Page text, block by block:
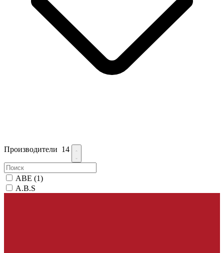
Производители 14
ABE (1)
A.B.S